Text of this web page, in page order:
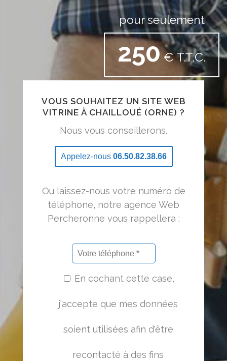
pour seulement
250€ T.T.C.
VOUS SOUHAITEZ UN SITE WEB
VITRINE À CHAILLOUÉ (ORNE) ?
Nous vous conseillerons.
Appelez-nous 06.50.82.38.66
Ou laissez-nous votre numéro de
téléphone, notre agence Web
Percheronne vous rappellera :
En cochant cette case,
j'accepte que mes données
soient utilisées afin d'être
recontacté à des fins